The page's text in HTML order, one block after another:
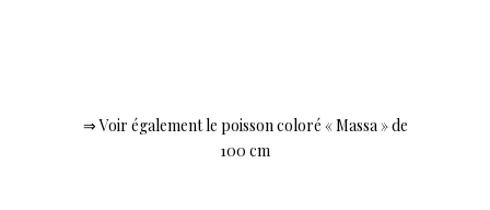
⇒ Voir également le poisson coloré « Massa » de
100 cm